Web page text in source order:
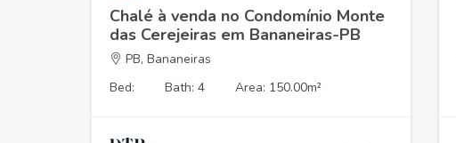
Chalé à venda no Condomínio Monte
das Cerejeiras em Bananeiras-PB
PB, Bananeiras
Bed:
Bath: 4 Area: 150.00m²